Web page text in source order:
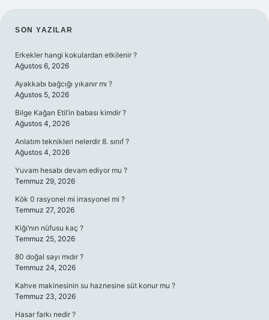
SIDEBAR
SON YAZILAR
Erkekler hangi kokulardan etkilenir ?
Ağustos 6, 2026
Ayakkabı bağcığı yıkanır mı ?
Ağustos 5, 2026
Bilge Kağan Etil’in babası kimdir ?
Ağustos 4, 2026
Anlatım teknikleri nelerdir 8. sınıf ?
Ağustos 4, 2026
Yuvam hesabı devam ediyor mu ?
Temmuz 29, 2026
Kök 0 rasyonel mi irrasyonel mi ?
Temmuz 27, 2026
Kiğı’nın nüfusu kaç ?
Temmuz 25, 2026
80 doğal sayı mıdır ?
Temmuz 24, 2026
Kahve makinesinin su haznesine süt konur mu ?
Temmuz 23, 2026
Hasar farkı nedir ?